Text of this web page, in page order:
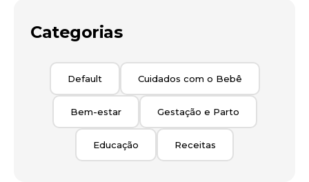
Categorias
Default Cuidados com o Bebê
Bem-estar Gestação e Parto
Educação Receitas